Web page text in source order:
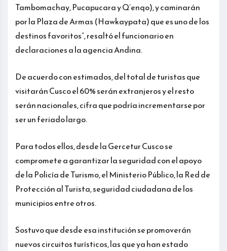
Tambomachay, Pucapucara y Q’enqo), y caminarán
por la Plaza de Armas (Hawkaypata) que es uno de los
destinos favoritos”, resaltó el funcionario en
declaraciones a la agencia Andina.
De acuerdo con estimados, del total de turistas que
visitarán Cusco el 60% serán extranjeros y el resto
serán nacionales, cifra que podría incrementarse por
ser un feriado largo.
Para todos ellos, desde la Gercetur Cusco se
compromete a garantizar la seguridad con el apoyo
de la Policía de Turismo, el Ministerio Público, la Red de
Protección al Turista, seguridad ciudadana de los
municipios entre otros.
Sostuvo que desde esa institución se promoverán
nuevos circuitos turísticos, las que ya han estado